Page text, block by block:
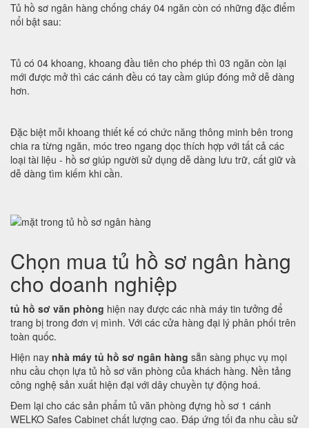
Tủ hồ sơ ngân hàng chống cháy 04 ngăn còn có những đặc điểm
nổi bật sau:
Tủ có 04 khoang, khoang đầu tiên cho phép thì 03 ngăn còn lại
mới được mở thì các cánh đều có tay cầm giúp đóng mở dễ dàng
hơn.
Đặc biệt mỗi khoang thiết kế có chức năng thông minh bên trong
chia ra từng ngăn, móc treo ngang dọc thích hợp với tất cả các
loại tài liệu - hồ sơ giúp người sử dụng dễ dàng lưu trữ, cất giữ và
dễ dàng tìm kiếm khi cần.
Chọn mua tủ hồ sơ ngân hàng
cho doanh nghiệp
tủ hồ sơ văn phòng hiện nay được các nhà máy tin tưởng để
trang bị trong đơn vị mình. Với các cửa hàng đại lý phân phối trên
toàn quốc.
Hiện nay nhà máy tủ hồ sơ ngân hàng sẵn sàng phục vụ mọi
nhu cầu chọn lựa tủ hồ sơ văn phòng của khách hàng. Nền tảng
công nghệ sản xuất hiện đại với dây chuyền tự động hoá.
Đem lại cho các sản phẩm tủ văn phòng đựng hồ sơ 1 cánh
WELKO Safes Cabinet chất lượng cao. Đáp ứng tối đa nhu cầu sử